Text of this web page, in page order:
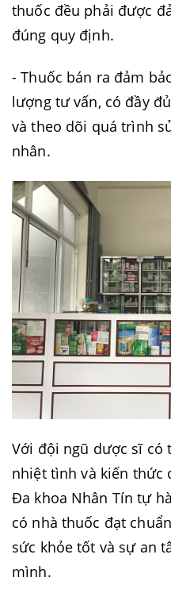
thuốc đều phải được
đúng quy định.
- Thuốc bán ra đảm
lượng tư vấn, có đầy
và theo dõi quá trình
nhân.
Với đội ngũ dược sĩ có
nhiệt tình và kiến thức
Đa khoa Nhân Tín tự
có nhà thuốc đạt
sức khỏe tốt và sự an
mình.